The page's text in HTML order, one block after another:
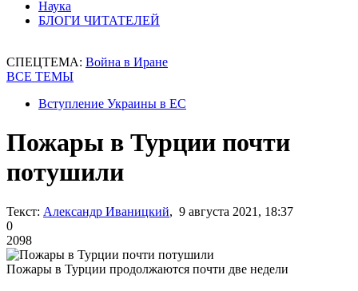
Наука
БЛОГИ ЧИТАТЕЛЕЙ
СПЕЦТЕМА: Война в Иране
ВСЕ ТЕМЫ
Вступление Украины в ЕС
Пожары в Турции почти
потушили
Текст: Александр Иваницкий, 9 августа 2021, 18:37
0
2098
Пожары в Турции продолжаются почти две недели